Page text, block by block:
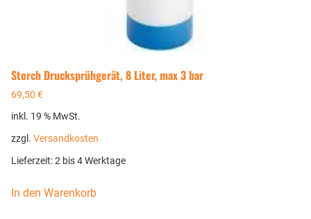
Storch Drucksprühgerät, 8 Liter, max 3 bar
69,50 €
inkl. 19 % MwSt.
zzgl. Versandkosten
Lieferzeit:2 bis 4 Werktage
In den Warenkorb